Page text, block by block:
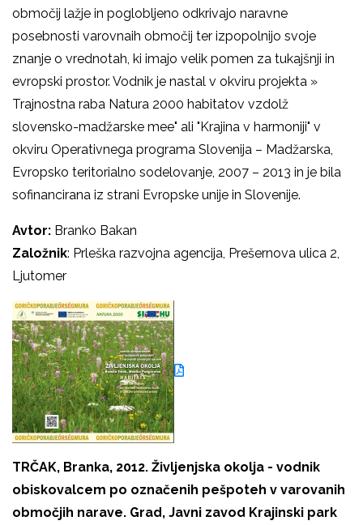
območij lažje in poglobljeno odkrivajo naravne
posebnosti varovnaih območij ter izpopolnijo svoje
znanje o vrednotah, ki imajo velik pomen za tukajšnji in
evropski prostor. Vodnik je nastal v okviru projekta »
Trajnostna raba Natura 2000 habitatov vzdolž
slovensko-madžarske mee" ali "Krajina v harmoniji" v
okviru Operativnega programa Slovenija – Madžarska,
Evropsko teritorialno sodelovanje, 2007 – 2013 in je bila
sofinancirana iz strani Evropske unije in Slovenije.
Avtor: Branko Bakan
Založnik: Prleška razvojna agencija, Prešernova ulica 2,
Ljutomer
TRČAK, Branka, 2012. Življenjska okolja - vodnik
obiskovalcem po označenih pešpoteh v varovanih
območjih narave. Grad, Javni zavod Krajinski park